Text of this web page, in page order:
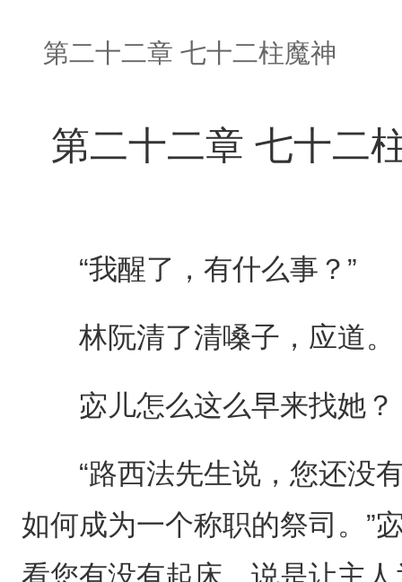
第二十二章 七十二柱魔神
第二十二章 七十二
“我醒了，有什么事？”
林阮清了清嗓子，应道。
宓儿怎么这么早来找她？
“路西法先生说，您还没有
如何成为一个称职的祭司。”